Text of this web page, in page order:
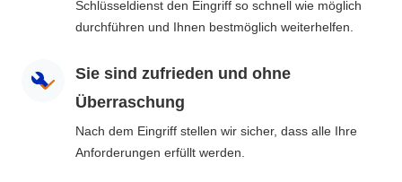
Schlüsseldienst den Eingriff so schnell wie möglich
durchführen und Ihnen bestmöglich weiterhelfen.
Sie sind zufrieden und ohne
Überraschung
Nach dem Eingriff stellen wir sicher, dass alle Ihre
Anforderungen erfüllt werden.